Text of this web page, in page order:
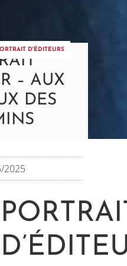
D'ÉDITEURS
– AUX
DES
2025